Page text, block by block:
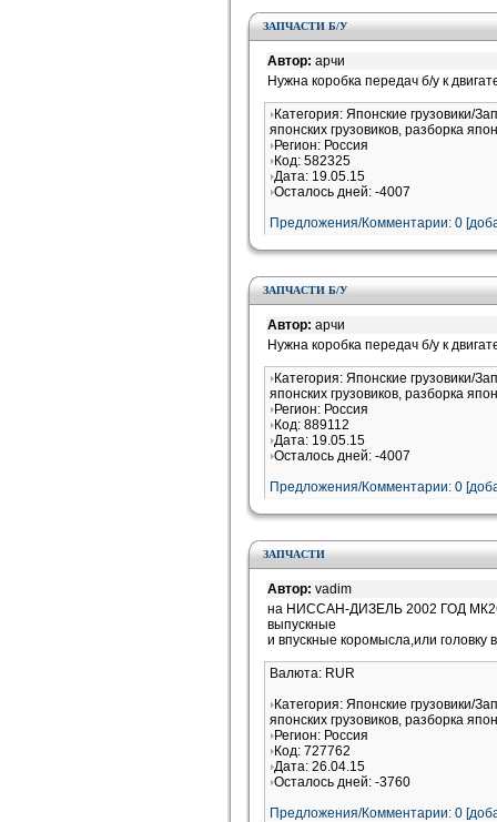
ЗАПЧАСТИ Б/У
Автор: арчи
Нужна коробка передач б/у к
Категория: Японские грузовики/
японских грузовиков, разборка
Регион: Россия
Код: 582325
Дата: 19.05.15
Осталось дней: -4007
Предложения/Комментарии: 0
ЗАПЧАСТИ Б/У
Автор: арчи
Нужна коробка передач б/у к
Категория: Японские грузовики/
японских грузовиков, разборка
Регион: Россия
Код: 889112
Дата: 19.05.15
Осталось дней: -4007
Предложения/Комментарии: 0
ЗАПЧАСТИ
Автор: vadim
на НИССАН-ДИЗЕЛЬ 2002 ГОД
выпускные
и впускные коромысла,или головку
Валюта: RUR
Категория: Японские грузовики/
японских грузовиков, разборка
Регион: Россия
Код: 727762
Дата: 26.04.15
Осталось дней: -3760
Предложения/Комментарии: 0